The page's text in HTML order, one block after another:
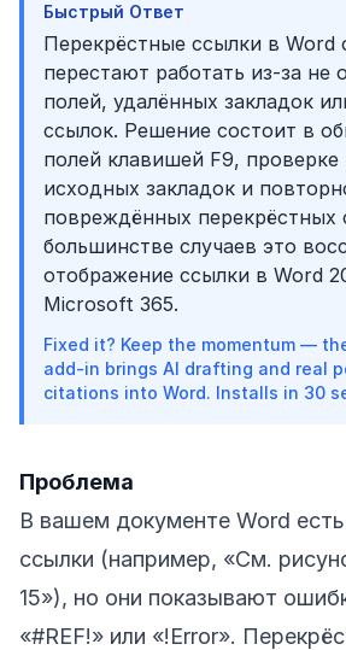
Быстрый Ответ
Перекрёстные ссылки в Word
перестают работать из‑за не
полей, удалённых закладок
ссылок. Решение состоит в
полей клавишей F9, проверке
исходных закладок и
повреждённых перекрёстных
большинстве случаев это
отображение ссылки в Word
Microsoft 365.
Fixed it? Keep the momentum —
add-in brings AI drafting and real
citations into Word. Installs in 30
Проблема
В вашем документе Word
ссылки (например, «См.
15»), но они показывают
«#REF!» или «!Error».